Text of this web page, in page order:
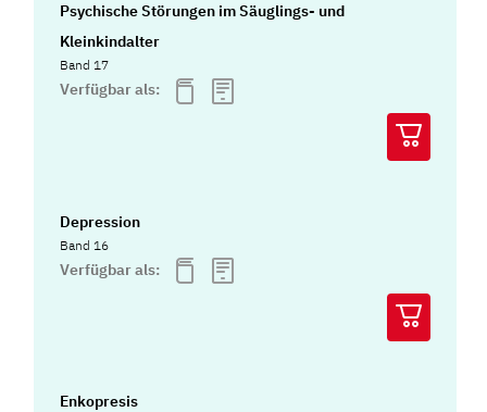
Psychische Störungen im Säuglings- und
Kleinkindalter
Band 17
Verfügbar als:
Depression
Band 16
Verfügbar als:
Enkopresis